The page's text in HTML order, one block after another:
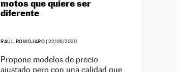
motos que quiere ser
diferente
RAÚL ROMOJARO |22/06/2020
Propone modelos de precio
ajustado pero con una calidad que